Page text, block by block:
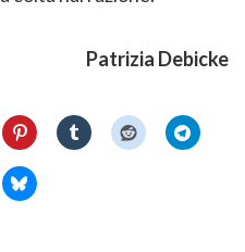
Patrizia Debicke